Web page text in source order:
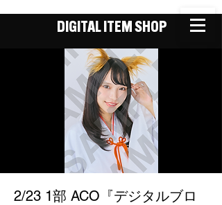
DIGITAL ITEM SHOP
2/23 1部 ACO『デジタルブロ